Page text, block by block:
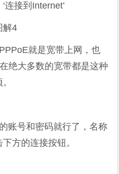
连接到Internet’
解4
就是宽带上网，也
绝大多数的宽带都是这种
账号和密码就行了，名称
方的连接按钮。